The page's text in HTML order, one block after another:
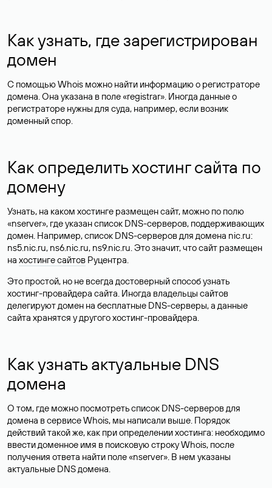
Как узнать, где зарегистрирован
домен
С помощью Whois можно найти информацию о регистраторе
домена. Она указана в поле «registrar». Иногда данные о
регистраторе нужны для суда, например, если возник
доменный спор.
Как определить хостинг сайта по
домену
Узнать, на каком хостинге размещен сайт, можно по полю
«nserver», где указан список DNS-серверов, поддерживающих
домен. Например, список DNS-серверов для домена nic.ru:
ns5.nic.ru, ns6.nic.ru, ns9.nic.ru. Это значит, что сайт размещен
на хостинге сайтов Руцентра.
Это простой, но не всегда достоверный способ узнать
хостинг-провайдера сайта. Иногда владельцы сайтов
делегируют домен на бесплатные DNS-серверы, а данные
сайта хранятся у другого хостинг-провайдера.
Как узнать актуальные DNS
домена
О том, где можно посмотреть список DNS-серверов для
домена в сервисе Whois, мы написали выше. Порядок
действий такой же, как при определении хостинга: необходимо
ввести доменное имя в поисковую строку Whois, после
получения ответа найти поле «nserver». В нем указаны
актуальные DNS домена.